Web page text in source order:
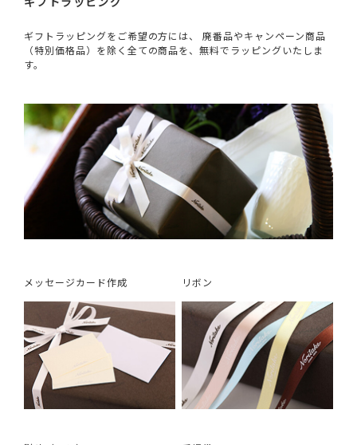
ギフトラッピングをご希望の方には、 廃番品やキャンペーン商品
（特別価格品）を除く全ての商品を、無料でラッピングいたしま
す。
メッセージカード作成 リボン